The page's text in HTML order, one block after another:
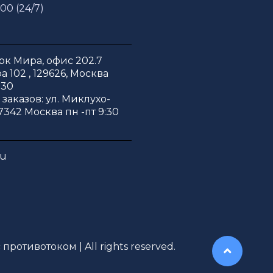
(24/7)
Мира, офис 202.7
102 , 129626, Москва
ул. Миклухо-
Москва пн -пт 9:30
| All rights reserved.